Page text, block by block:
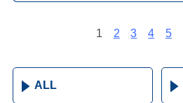
1 2 3 4 5
ALL